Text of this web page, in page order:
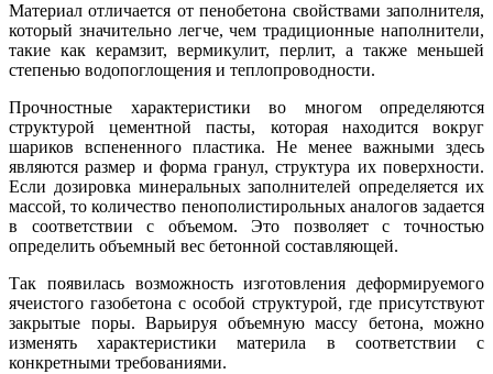
Материал отличается от пенобетона свойствами заполнителя,
который значительно легче, чем традиционные наполнители,
такие как керамзит, вермикулит, перлит, а также меньшей
степенью водопоглощения и теплопроводности.
Прочностные характеристики во многом определяются
структурой цементной пасты, которая находится вокруг
шариков вспененного пластика. Не менее важными здесь
являются размер и форма гранул, структура их поверхности.
Если дозировка минеральных заполнителей определяется их
массой, то количество пенополистирольных аналогов задается
в соответствии с объемом. Это позволяет с точностью
определить объемный вес бетонной составляющей.
Так появилась возможность изготовления деформируемого
ячеистого газобетона с особой структурой, где присутствуют
закрытые поры. Варьируя объемную массу бетона, можно
изменять характеристики материла в соответствии с
конкретными требованиями.